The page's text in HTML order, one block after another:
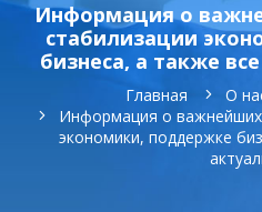
Информация о
стабилизации
бизнеса, а также
Главная О
Информация о
экономики, поддержке